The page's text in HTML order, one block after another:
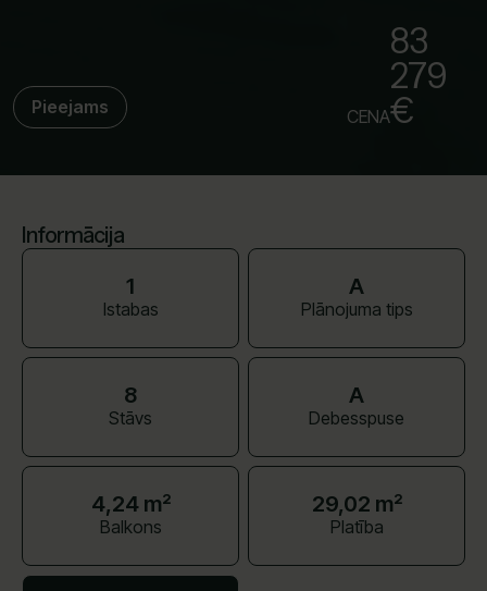
Pieejams CENA
83
279
€
Informācija
1
Istabas
A
Plānojuma tips
8
Stāvs
A
Debesspuse
4,24 m²
Balkons
29,02 m²
Platība